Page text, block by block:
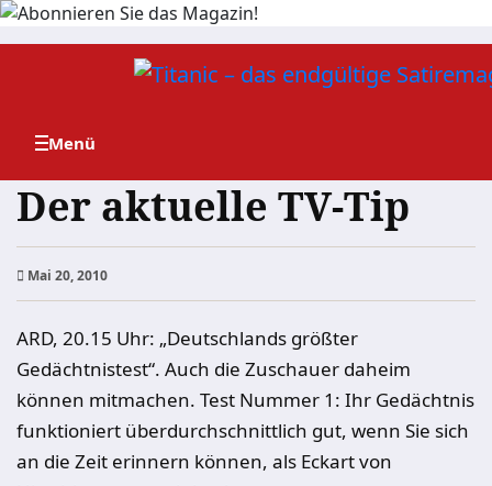
Zum
Der aktuelle TV-Tip
Mai 20, 2010
ARD, 20.15 Uhr: „Deutschlands größter
Gedächtnistest“. Auch die Zuschauer daheim
können mitmachen. Test Nummer 1: Ihr Gedächtnis
funktioniert überdurchschnittlich gut, wenn Sie sich
an die Zeit erinnern können, als Eckart von